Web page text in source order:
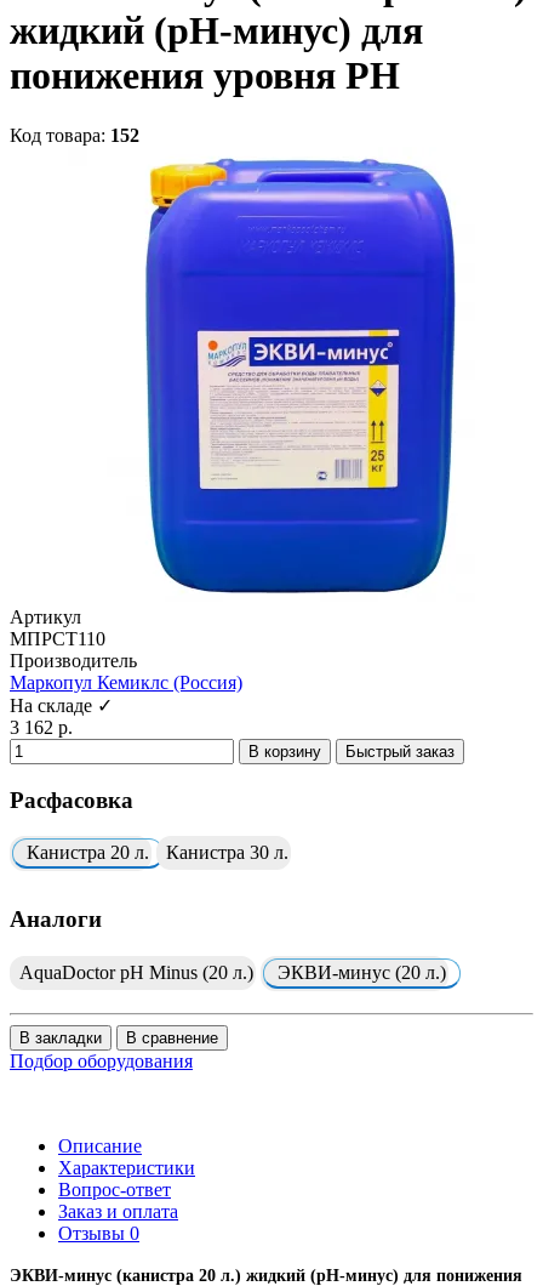
жидкий (рН-минус) для
понижения уровня РН
Код товара: 152
Артикул
МПРСТ110
Производитель
Маркопул Кемиклс (Россия)
На складе ✓
3 162 р.
В корзину Быстрый заказ
Расфасовка
Канистра 20 л. Канистра 30 л.
Аналоги
AquaDoctor pH Minus (20 л.) ЭКВИ-минус (20 л.)
В закладки В сравнение
Подбор оборудования
Описание
Характеристики
Вопрос-ответ
Заказ и оплата
Отзывы 0
ЭКВИ-минус (канистра 20 л.) жидкий (рН-минус) для понижения